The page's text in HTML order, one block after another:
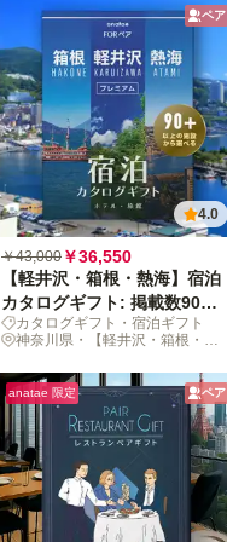
ペア
4.0
￥43,000 ￥36,550
【軽井沢・箱根・熱海】宿泊
カタログギフト: 掲載数90施
設〜カタログギフト・宿泊ギフト
神奈川県・【軽井沢・箱根・熱
anatae 限定 ペア